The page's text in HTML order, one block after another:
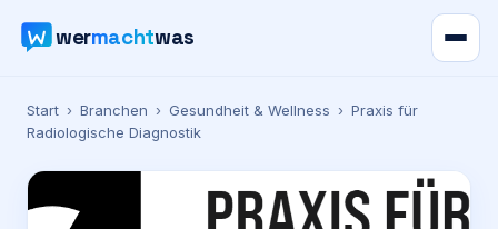
wermachtwas
Verzeichnis
Karte
Start › Branchen › Gesundheit & Wellness › Praxis für
Radiologische Diagnostik